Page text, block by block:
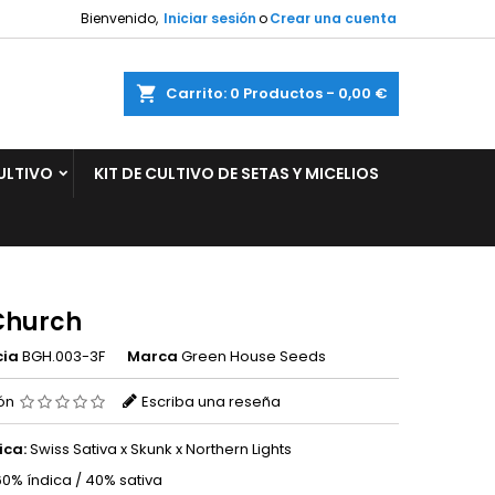
Bienvenido, Iniciar sesiónoCrear una cuenta
Carrito 0 Productos - 0,00 €
KIT DE CULTIVO DE SETAS Y MICELIOS
BGH.003-3F Marca Green House Seeds
Escriba una reseña
Swiss Sativa x Skunk x Northern Lights
índica / 40% sativa